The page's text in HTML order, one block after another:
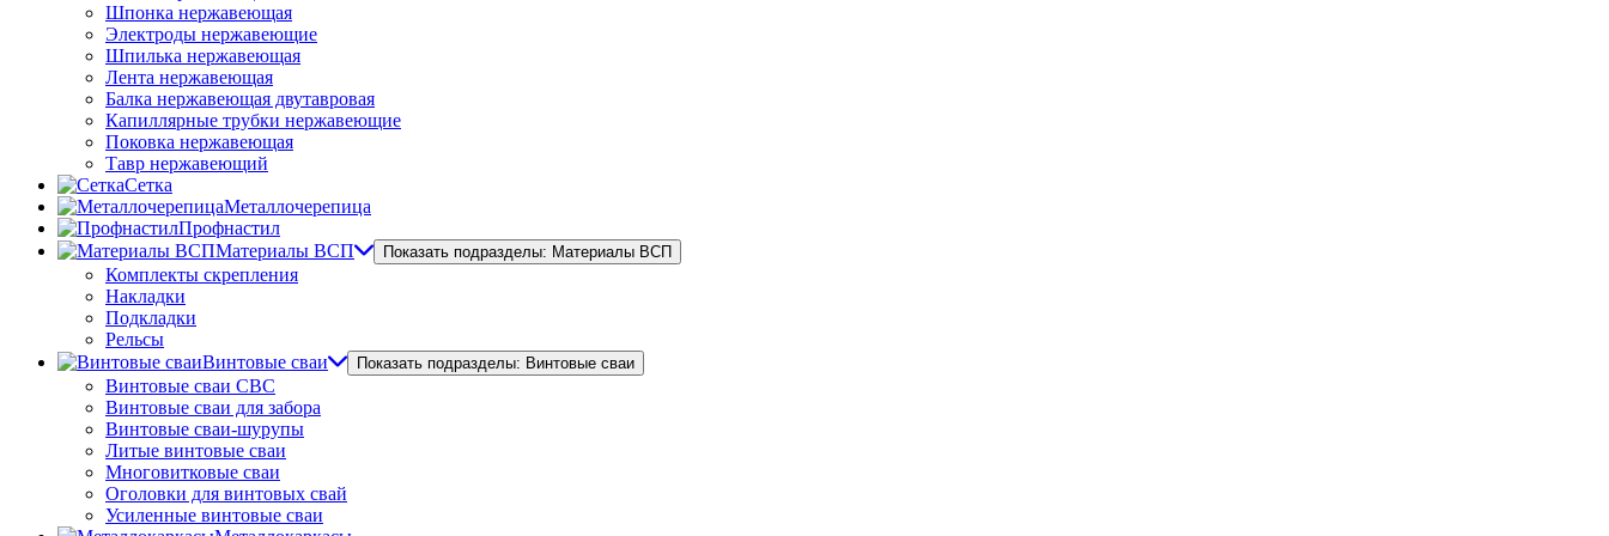
Шпонка нержавеющая
Электроды нержавеющие
Шпилька нержавеющая
Лента нержавеющая
Балка нержавеющая двутавровая
Капиллярные трубки нержавеющие
Поковка нержавеющая
Тавр нержавеющий
Сетка
Металлочерепица
Профнастил
Материалы ВСП
Показать подразделы: Материалы ВСП
Комплекты скрепления
Накладки
Подкладки
Рельсы
Винтовые сваи
Показать подразделы: Винтовые сваи
Винтовые сваи СВС
Винтовые сваи для забора
Винтовые сваи-шурупы
Литые винтовые сваи
Многовитковые сваи
Оголовки для винтовых свай
Усиленные винтовые сваи